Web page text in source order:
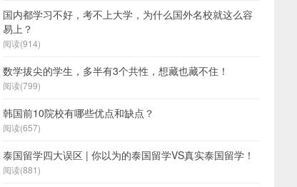
国内都学习不好，考不上大学，为什么国外名校就这么容
易上？
阅读(914)
数学拔尖的学生，多半有3个共性，想藏也藏不住！
阅读(799)
韩国前10院校有哪些优点和缺点？
阅读(657)
泰国留学四大误区 | 你以为的泰国留学VS真实泰国留学！
阅读(881)